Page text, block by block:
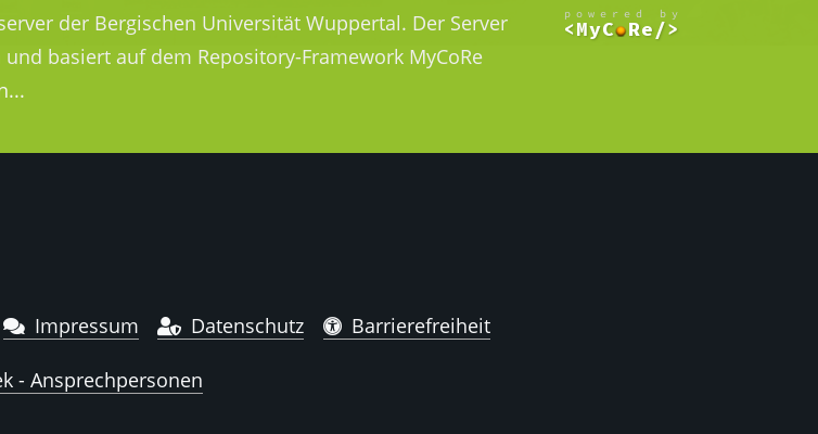
der Bergischen Universität Wuppertal. Der Server
basiert auf dem Repository-Framework MyCoRe
Impressum Datenschutz Barrierefreiheit
- Ansprechpersonen